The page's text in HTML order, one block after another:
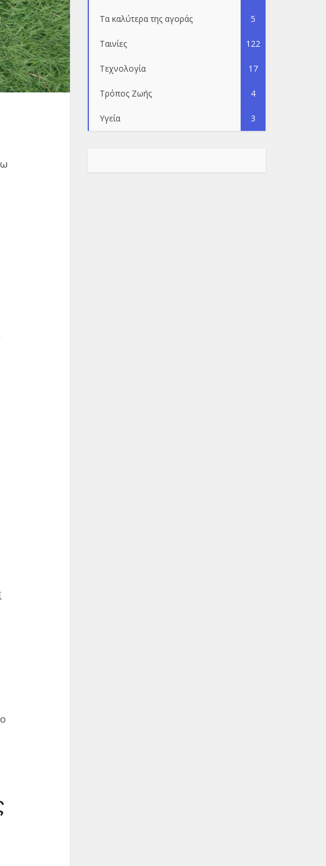
Τα καλύτερα της αγοράς 5
Ταινίες 122
Τεχνολογία 17
Τρόπος Ζωής 4
Υγεία 3